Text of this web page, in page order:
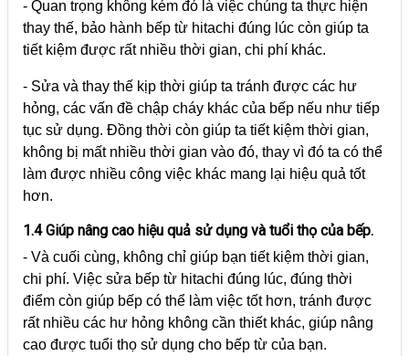
- Quan trọng không kém đó là việc chúng ta thực hiện
thay thế, bảo hành bếp từ hitachi đúng lúc còn giúp ta
tiết kiệm được rất nhiều thời gian, chi phí khác.
- Sửa và thay thế kịp thời giúp ta tránh được các hư
hỏng, các vấn đề chập cháy khác của bếp nếu như tiếp
tục sử dụng. Đồng thời còn giúp ta tiết kiệm thời gian,
không bị mất nhiều thời gian vào đó, thay vì đó ta có thể
làm được nhiều công việc khác mang lại hiệu quả tốt
hơn.
1.4 Giúp nâng cao hiệu quả sử dụng và tuổi thọ của bếp.
- Và cuối cùng, không chỉ giúp bạn tiết kiệm thời gian,
chi phí. Việc sửa bếp từ hitachi đúng lúc, đúng thời
điểm còn giúp bếp có thể làm việc tốt hơn, tránh được
rất nhiều các hư hỏng không cần thiết khác, giúp nâng
cao được tuổi thọ sử dụng cho bếp từ của bạn.